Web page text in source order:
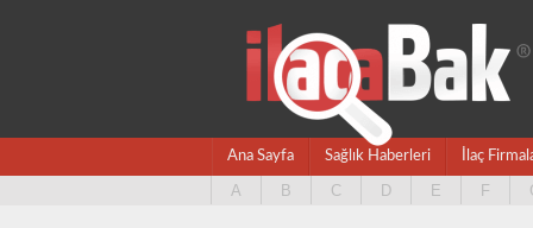
Ana Sayfa Sağlık Haberleri İlaç
A B C D E F